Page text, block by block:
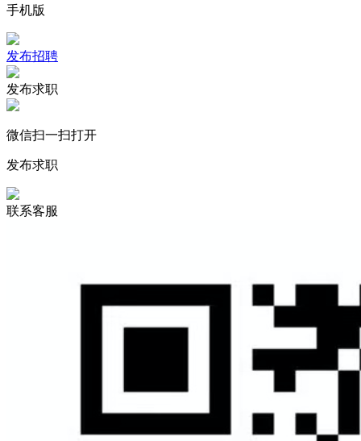
手机版
发布招聘
发布求职
微信扫一扫打开
发布求职
联系客服